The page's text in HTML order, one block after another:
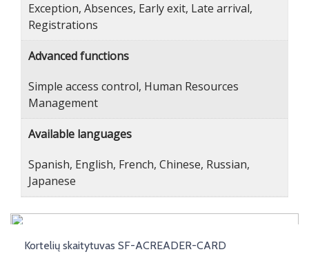
Exception, Absences, Early exit, Late arrival,
Registrations
Advanced functions
Simple access control, Human Resources
Management
Available languages
Spanish, English, French, Chinese, Russian,
Japanese
Kortelių skaitytuvas SF-ACREADER-CARD